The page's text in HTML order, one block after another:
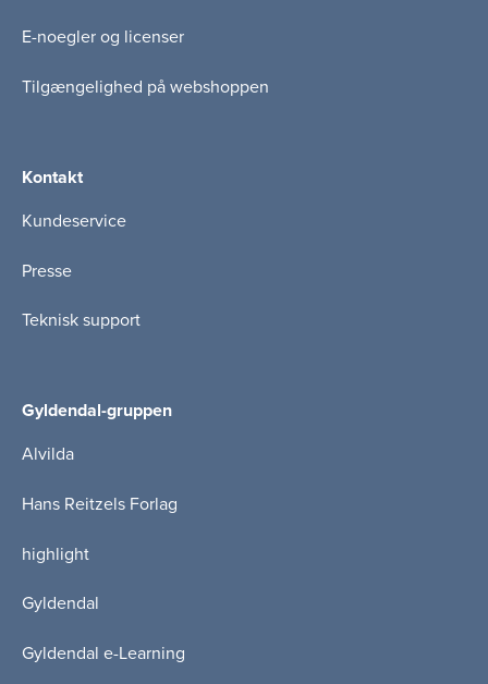
E-noegler og licenser
Tilgængelighed på webshoppen
Kontakt
Kundeservice
Presse
Teknisk support
Gyldendal-gruppen
Alvilda
Hans Reitzels Forlag
highlight
Gyldendal
Gyldendal e-Learning